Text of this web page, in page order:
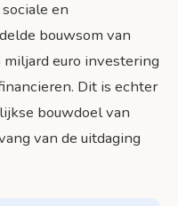
en
bouwsom van
euro investering
Dit is echter
bouwdoel van
van de uitdaging